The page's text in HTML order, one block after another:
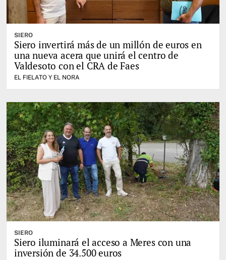
SIERO
Siero invertirá más de un millón de euros en
una nueva acera que unirá el centro de
Valdesoto con el CRA de Faes
EL FIELATO Y EL NORA
SIERO
Siero iluminará el acceso a Meres con una
inversión de 34.500 euros